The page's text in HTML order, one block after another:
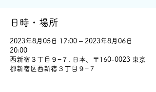
日時・場所
2023年8月05日 17:00 – 2023年8月06日
20:00
西新宿３丁目９−７, 日本、〒160-0023 東京
都新宿区西新宿３丁目９−７